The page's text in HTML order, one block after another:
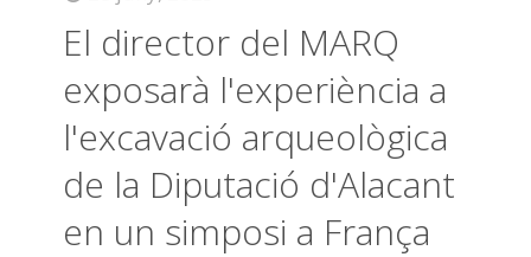
El director del MARQ
exposarà l'experiència a
l'excavació arqueològica
de la Diputació d'Alacant
en un simposi a França